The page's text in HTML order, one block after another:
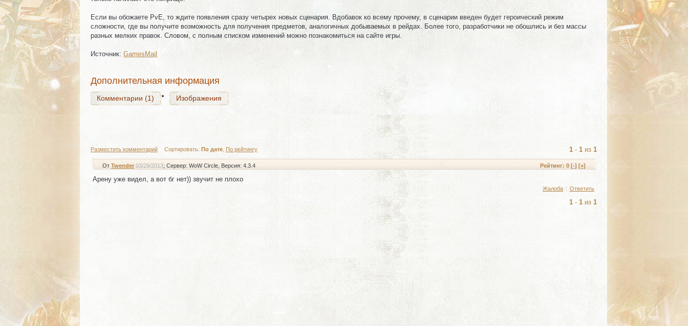
Если вы обожаете PvE, то ждите появления сразу четырех новых сценария. Вдобавок ко всему прочему, в сценарии введен будет героический режим
сложности, где вы получите возможность для получения предметов, аналогичных добываемых в рейдах. Более того, разработчики не обошлись и без массы
разных мелких правок. Словом, с полным списком изменений можно познакомиться на сайте игры.
Источник: GamesMail
Дополнительная информация
Комментарии (1) Изображения
Комментарии (1)
Комментарии (1) Изображения
1 - 1 из 1
Разместить комментарий Сортировать: По дате По рейтингу
Рейтинг: 0 [-] [+]
От Twender 03/29/2013; Сервер: WoW Circle , Версия: 4.3.4
Арену уже видел, а вот бг нет)) звучит не плохо
Жалоба Ответить
1 - 1 из 1